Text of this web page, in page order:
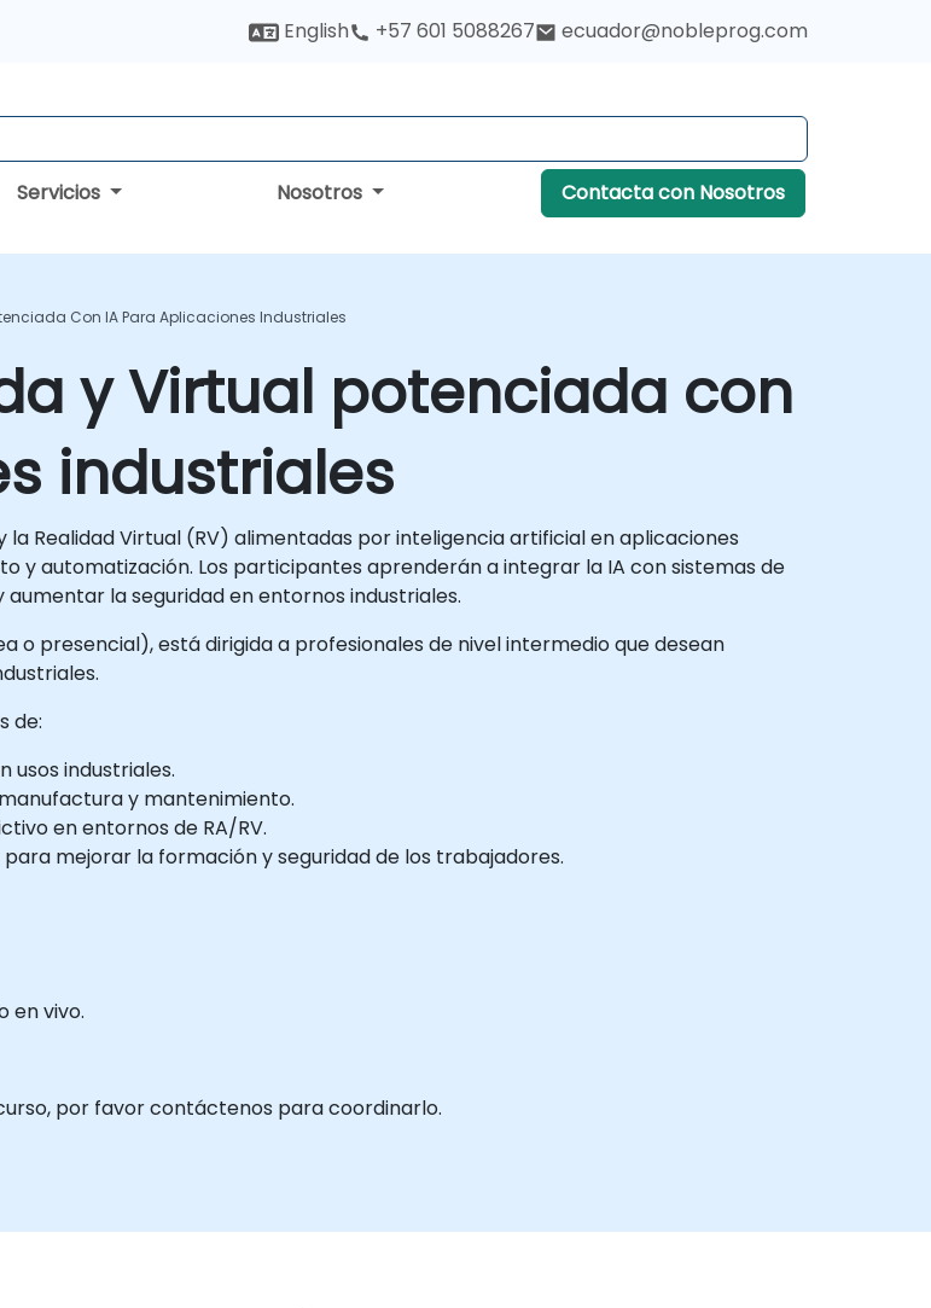
English +57 601 5088267 ecuador@nobleprog.com
Servicios Nosotros Contacta con Nosotros
Con IA Para Aplicaciones Industriales
y Virtual potenciada con
industriales
la Realidad Virtual (RV) alimentadas por inteligencia artificial en aplicaciones
y automatización. Los participantes aprenderán a integrar la IA con sistemas de
la seguridad en entornos industriales.
o presencial), está dirigida a profesionales de nivel intermedio que desean
de:
usos industriales.
y mantenimiento.
en entornos de RA/RV.
mejorar la formación y seguridad de los trabajadores.
en vivo.
por favor contáctenos para coordinarlo.